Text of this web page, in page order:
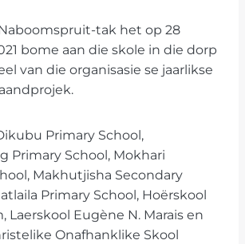
tak het op 28
bome aan die skole in die dorp
van die organisasie se jaarlikse
Primary School,
Primary School, Mokhari
Makhutjisha Secondary
Primary School, Hoërskool
Laerskool Eugène N. Marais en
Onafhanklike Skool